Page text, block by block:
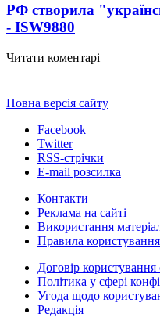
РФ створила
- ISW9880
Читати коментарі
Повна версія сайту
Facebook
Twitter
RSS-стрічки
E-mail розсилка
Контакти
Реклама на сайті
Використання
Правила
Договір користування
Політика у сфері
Угода щодо
Редакція